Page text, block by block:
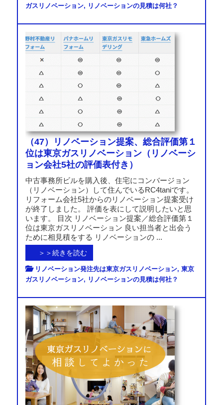
ガスリノベーション, リノベーションの見積は何社？
（47）リノベーション提案、総合評価第１
位は東京ガスリノベーション（リノベーシ
ョン会社5社の評価表付き）
中古事務所ビルを購入後、住宅にコンバージョン
（リノベーション）して住んでいるRC4taniです。
リフォーム会社5社からのリノベーション提案受け
が終了しました。 評価を表にして説明したいと思
います。 目次 リノベーション提案／総合評価第１
位は東京ガスリノベーション 良い担当者と出会う
ために相見積をする リノベーションの ...
＞＞続きを読む
リノベーション発注先は東京ガスリノベーション, 東京
ガスリノベーション, リノベーションの見積は何社？